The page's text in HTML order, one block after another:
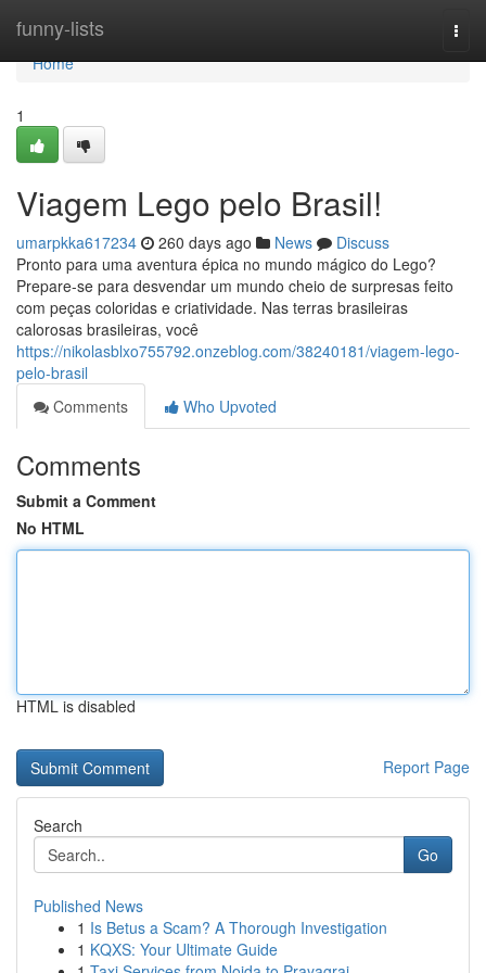
funny-lists
Home
Home
1
Viagem Lego pelo Brasil!
umarpkka617234 260 days ago News
Discuss
Pronto para uma aventura épica no mundo mágico do Lego?
Prepare-se para desvendar um mundo cheio de surpresas feito
com peças coloridas e criatividade. Nas terras brasileiras
calorosas brasileiras, você
https://nikolasblxo755792.onzeblog.com/38240181/viagem-lego-
pelo-brasil
Comments
Who Upvoted
Comments
Submit a Comment
No HTML
HTML is disabled
Report Page
Search
Go
Published News
1 Is Betus a Scam? A Thorough Investigation
1 KQXS: Your Ultimate Guide